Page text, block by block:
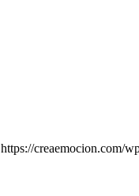
https://creaemocion.com/